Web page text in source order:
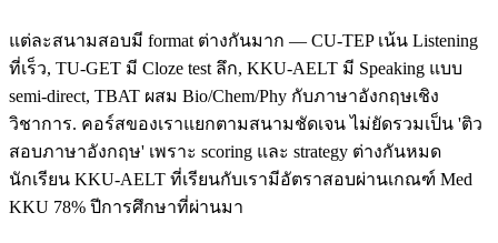
แต่ละสนามสอบมี format ต่างกันมาก — CU-TEP เน้น Listening
ที่เร็ว, TU-GET มี Cloze test ลึก, KKU-AELT มี Speaking แบบ
semi-direct, TBAT ผสม Bio/Chem/Phy กับภาษาอังกฤษเชิง
วิชาการ. คอร์สของเราแยกตามสนามชัดเจน ไม่ยัดรวมเป็น 'ติว
สอบภาษาอังกฤษ' เพราะ scoring และ strategy ต่างกันหมด
นักเรียน KKU-AELT ที่เรียนกับเรามีอัตราสอบผ่านเกณฑ์ Med
KKU 78% ปีการศึกษาที่ผ่านมา